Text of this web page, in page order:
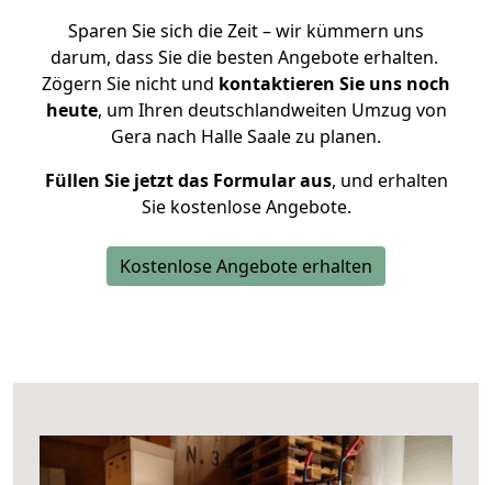
Sparen Sie sich die Zeit – wir kümmern uns
darum, dass Sie die besten Angebote erhalten.
Zögern Sie nicht und kontaktieren Sie uns noch
heute, um Ihren deutschlandweiten Umzug von
Gera nach Halle Saale zu planen.
Füllen Sie jetzt das Formular aus, und erhalten
Sie kostenlose Angebote.
Kostenlose Angebote erhalten